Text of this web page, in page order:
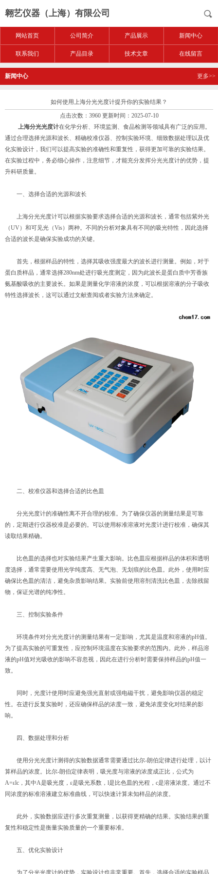
翱艺仪器（上海）有限公司
网站首页 公司简介 产品展示 新闻中心
联系我们 产品目录 技术文章 在线留言
新闻中心 更多>>
如何使用上海分光光度计提升你的实验结果？
点击次数：3960 更新时间：2025-07-10
上海分光光度计在化学分析、环境监测、食品检测等领域具有广泛的应用。
通过合理选择光源和波长、精确校准仪器、控制实验环境、细致数据处理以及优
化实验设计，我们可以提高实验的准确性和重复性，获得更加可靠的实验结果。
在实验过程中，务必细心操作，注意细节，才能充分发挥分光光度计的优势，提
升科研质量。
一、选择合适的光源和波长
上海分光光度计可以根据实验要求选择合适的光源和波长，通常包括紫外光
（UV）和可见光（Vis）两种。不同的分析对象具有不同的吸光特性，因此选择
合适的波长是确保实验成功的关键。
首先，根据样品的特性，选择其吸收强度最大的波长进行测量。例如，对于
蛋白质样品，通常选择280nm处进行吸光度测定，因为此波长是蛋白质中芳香族
氨基酸吸收的主要波长。如果是测量化学溶液的浓度，可以根据溶液的分子吸收
特性选择波长，这可以通过文献查阅或者实验方法来确定。
二、校准仪器和选择合适的比色皿
分光光度计的准确性离不开合理的校准。为了确保仪器的测量结果是可靠
的，定期进行仪器校准是必要的。可以使用标准溶液对光度计进行校准，确保其
读取结果精确。
比色皿的选择也对实验结果产生重大影响。比色皿应根据样品的体积和透明
度选择，通常需要使用光学纯度高、无气泡、无划痕的比色皿。此外，使用时应
确保比色皿的清洁，避免杂质影响结果。实验前使用溶剂清洗比色皿，去除残留
物，保证光谱的纯净性。
三、控制实验条件
环境条件对分光光度计的测量结果有一定影响，尤其是温度和溶液的pH值。
为了提高实验的可重复性，应控制环境温度在实验要求的范围内。此外，样品溶
液的pH值对光吸收的影响不容忽视，因此在进行分析时需要保持样品的pH值一
致。
同时，光度计使用时应避免强光直射或强电磁干扰，避免影响仪器的稳定
性。在进行反复实验时，还应确保样品的浓度一致，避免浓度变化对结果的影
响。
四、数据处理和分析
使用分光光度计测得的实验数据通常需要通过比尔-朗伯定律进行处理，以计
算样品的浓度。比尔-朗伯定律表明，吸光度与溶液的浓度成正比，公式为
A=εlc，其中A是吸光度，ε是吸光系数，l是比色皿的光程，c是溶液浓度。通过不
同浓度的标准溶液建立标准曲线，可以快速计算未知样品的浓度。
此外，实验数据应进行多次重复测量，以获得更精确的结果。实验结果的重
复性和稳定性是衡量实验质量的一个重要标准。
五、优化实验设计
为了分光光度计的优势，实验设计也非常重要。首先，选择合适的实验样品